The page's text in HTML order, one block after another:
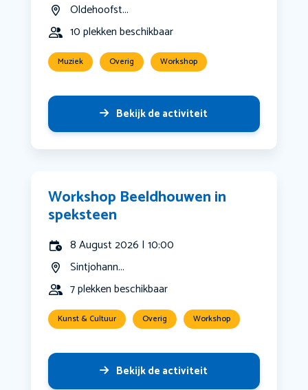
Oldehoofst...
10 plekken beschikbaar
Muziek Overig Workshop
Bekijk de activiteit
Workshop Beeldhouwen in
speksteen
8 August 2026 | 10:00
Sintjohann...
7 plekken beschikbaar
Kunst & Cultuur Overig Workshop
Bekijk de activiteit